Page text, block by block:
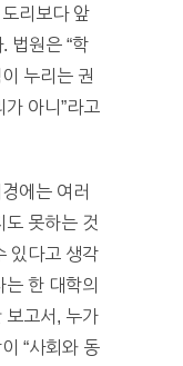
리보다 앞
법원은 “학
누리는 권
아니”라고
에는 여러
도 못하는 것
있다고 생각
한 대학의
보고서, 누가
“사회와 동